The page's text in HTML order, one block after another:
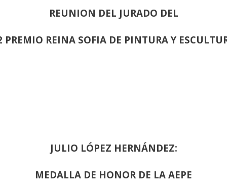
REUNION DEL JURADO DEL
PREMIO REINA SOFIA DE PINTURA Y
JULIO LÓPEZ HERNÁNDEZ:
MEDALLA DE HONOR DE LA AEPE